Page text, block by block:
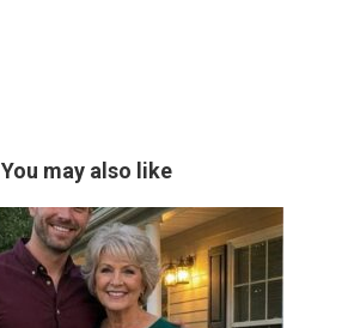
You may also like